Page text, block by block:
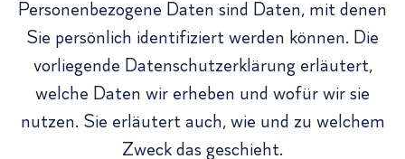
Personenbezogene Daten sind Daten, mit denen
Sie persönlich identifiziert werden können. Die
vorliegende Datenschutzerklärung erläutert,
welche Daten wir erheben und wofür wir sie
nutzen. Sie erläutert auch, wie und zu welchem
Zweck das geschieht.